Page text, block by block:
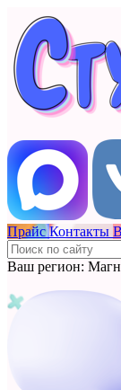
Прайс Контакты
Ваш регион: